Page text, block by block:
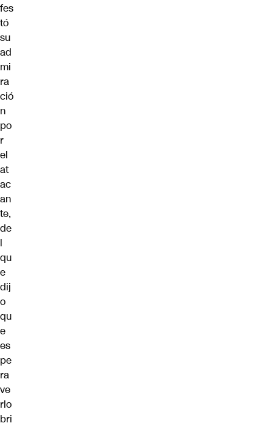
fes
tó
su
ad
mi
ra
ció
n
po
r
el
at
ac
an
te,
de
l
qu
e
dij
o
qu
e
es
pe
ra
ve
rlo
bri